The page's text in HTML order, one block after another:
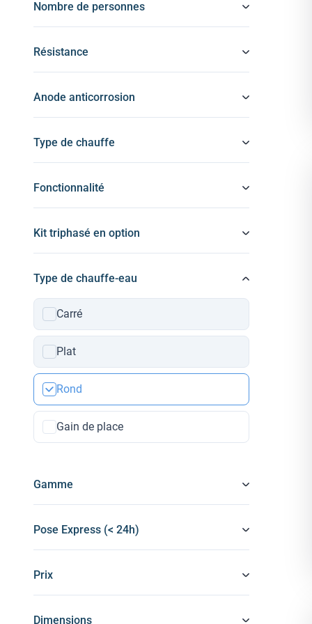
Nombre de personnes
Résistance
Anode anticorrosion
Type de chauffe
Fonctionnalité
Kit triphasé en option
Type de chauffe-eau
Carré
Plat
Rond
Gain de place
Gamme
Pose Express (< 24h)
Prix
Dimensions